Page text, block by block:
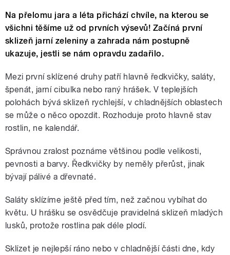
Na přelomu jara a léta přichází chvíle, na kterou se
všichni těšíme už od prvních výsevů! Začíná první
sklizeň jarní zeleniny a zahrada nám postupně
ukazuje, jestli se nám opravdu zadařilo.
Mezi první sklízené druhy patří hlavně ředkvičky, saláty,
špenát, jarní cibulka nebo raný hrášek. V teplejších
polohách bývá sklizeň rychlejší, v chladnějších oblastech
se může o něco opozdit. Rozhoduje proto hlavně stav
rostlin, ne kalendář.
Správnou zralost poznáme většinou podle velikosti,
pevnosti a barvy. Ředkvičky by neměly přerůst, jinak
bývají pálivé a dřevnaté.
Saláty sklízíme ještě před tím, než začnou vybíhat do
květu. U hrášku se osvědčuje pravidelná sklizeň mladých
lusků, protože rostlina pak déle plodí.
Sklízet je nejlepší ráno nebo v chladnější části dne, kdy